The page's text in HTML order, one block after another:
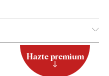
Hazte premium